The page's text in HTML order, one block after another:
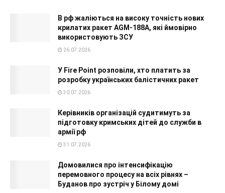
В рф жаліються на високу точність нових
крилатих ракет AGM-188A, які ймовірно
використовують ЗСУ
26.07.2026
У Fire Point розповіли, хто платить за
розробку українських балістичних ракет
30.07.2026
Керівників організацій судитимуть за
підготовку кримських дітей до служби в
армії рф
31.07.2026
Домовилися про інтенсифікацію
перемовного процесу на всіх рівнях –
Буданов про зустріч у Білому домі